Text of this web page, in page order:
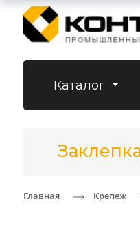
Каталог
Главная Крепеж